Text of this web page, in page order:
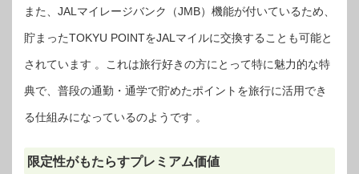
また、JALマイレージバンク（JMB）機能が付いているため、
貯まったTOKYU POINTをJALマイルに交換することも可能と
されています 。これは旅行好きの方にとって特に魅力的な特
典で、普段の通勤・通学で貯めたポイントを旅行に活用でき
る仕組みになっているのようです 。
限定性がもたらすプレミアム価値